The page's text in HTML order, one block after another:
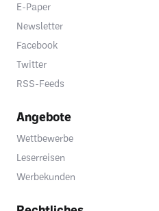
E-Paper
Newsletter
Facebook
Twitter
RSS-Feeds
Angebote
Wettbewerbe
Leserreisen
Werbekunden